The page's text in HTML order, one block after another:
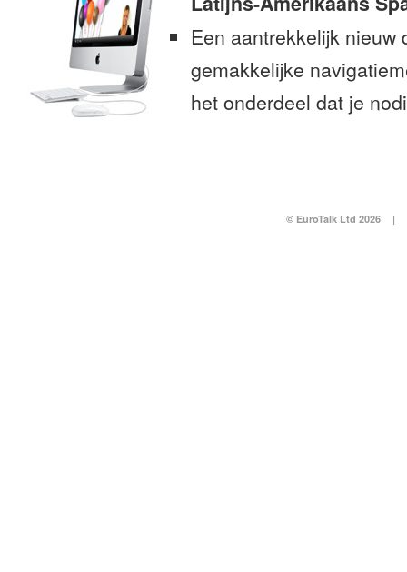
Een aantrekkelijk nieuw
gemakkelijke
het onderdeel dat je
© EuroTalk Ltd 2026 |